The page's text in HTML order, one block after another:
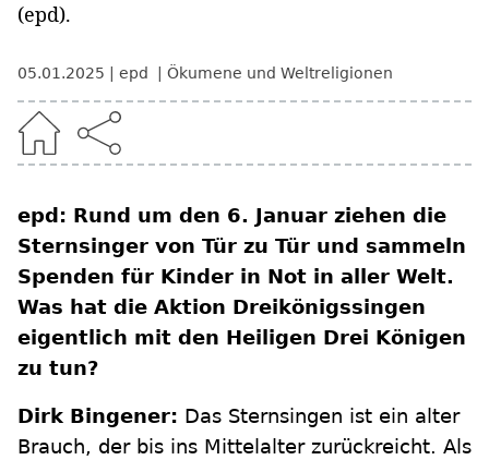
(epd).
05.01.2025 epd Ökumene und Weltreligionen
epd: Rund um den 6. Januar ziehen die
Sternsinger von Tür zu Tür und sammeln
Spenden für Kinder in Not in aller Welt.
Was hat die Aktion Dreikönigssingen
eigentlich mit den Heiligen Drei Königen
zu tun?
Dirk Bingener: Das Sternsingen ist ein alter
Brauch, der bis ins Mittelalter zurückreicht. Als